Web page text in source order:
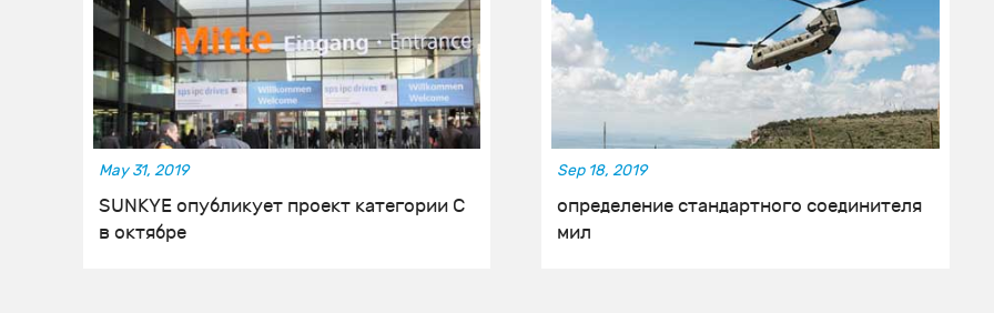
May 31, 2019
SUNKYE опубликует проект категории C
в октябре
Sep 18, 2019
определение стандартного соединителя
мил